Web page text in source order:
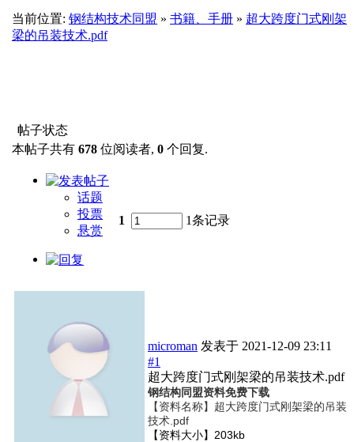
当前位置: 钢结构技术同盟 » 书籍、手册 » 超大跨度门式刚架
梁的吊装技术.pdf
帖子状态
本帖子共有 678 位阅读者, 0 个回复.
话题
投票
悬赏
1 1条记录
microman 发表于 2021-12-09 23:11
#1
超大跨度门式刚架梁的吊装技术.pdf
钢结构同盟资料免费下载
【资料名称】 超大跨度门式刚架梁的吊装
技术.pdf
【资料大小】203kb